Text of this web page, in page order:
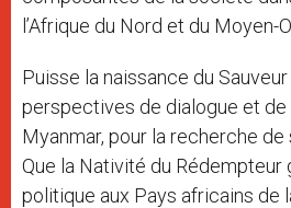
l’Afrique du Nord et du Moyen-
Puisse la naissance du
perspectives de dialogue et de
Myanmar, pour la recherche de
Que la Nativité du Rédempteur
politique aux Pays africains de